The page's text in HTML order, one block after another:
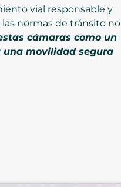
vial responsable y
normas de tránsito no
cámaras como un
una movilidad segura